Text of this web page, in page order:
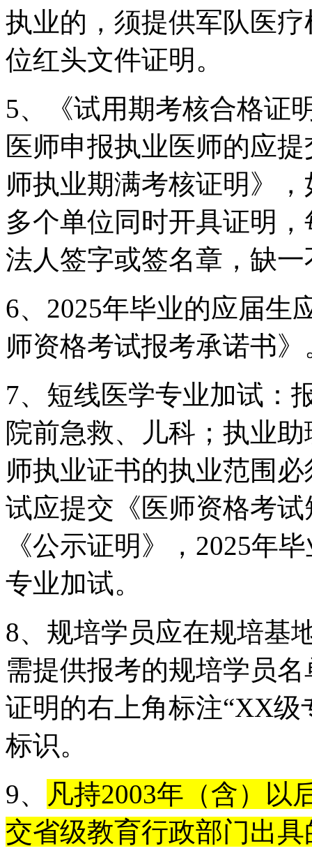
执业的，须提供军队医
位红头文件证明。
5、《试用期考核合格证
医师申报执业医师的应
师执业期满考核证明》
多个单位同时开具证明
法人签字或签名章，缺
6、 2025年毕业的应届生
师资格考试报考承诺书》
7、短线医学专业加试：
院前急救、儿科；执业
师执业证书的执业范围
试应提交《医师资格考
《公示证明》， 2025年
专业加试。
8、规培学员应在规培基
需提供报考的规培学员
证明的右上角标注“XX级
标识。
9、
凡持2003年（含）以
交省级教育行政部门出